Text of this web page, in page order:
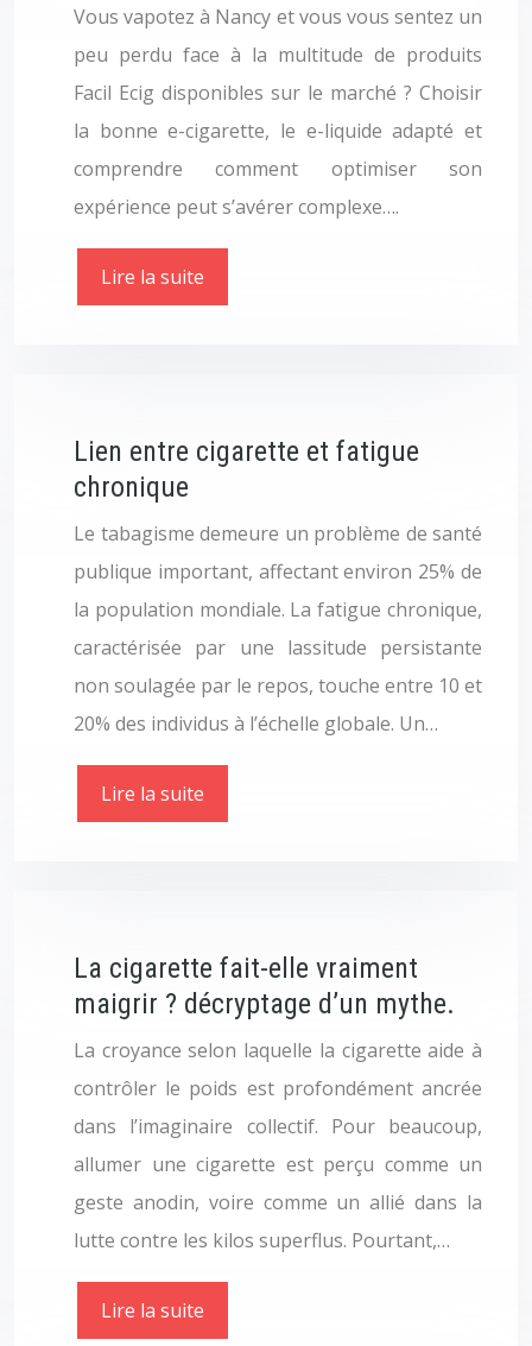
Vous vapotez à Nancy et vous vous sentez un
peu perdu face à la multitude de produits
Facil Ecig disponibles sur le marché ? Choisir
la bonne e-cigarette, le e-liquide adapté et
comprendre comment optimiser son
expérience peut s’avérer complexe….
Lire la suite
Lien entre cigarette et fatigue
chronique
Le tabagisme demeure un problème de santé
publique important, affectant environ 25% de
la population mondiale. La fatigue chronique,
caractérisée par une lassitude persistante
non soulagée par le repos, touche entre 10 et
20% des individus à l’échelle globale. Un…
Lire la suite
La cigarette fait-elle vraiment
maigrir ? décryptage d’un mythe.
La croyance selon laquelle la cigarette aide à
contrôler le poids est profondément ancrée
dans l’imaginaire collectif. Pour beaucoup,
allumer une cigarette est perçu comme un
geste anodin, voire comme un allié dans la
lutte contre les kilos superflus. Pourtant,…
Lire la suite